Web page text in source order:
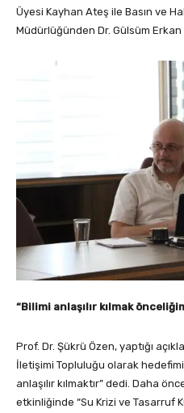
Üyesi Kayhan Ateş ile Basın ve
Müdürlüğünden Dr. Gülsüm Erkan
“Bilimi anlaşılır kılmak
Prof. Dr. Şükrü Özen, yaptığı
İletişimi Topluluğu olarak
anlaşılır kılmaktır” dedi. Daha
etkinliğinde “Su Krizi ve Tasarruf